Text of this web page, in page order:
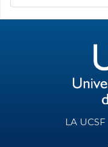
LA UCSF